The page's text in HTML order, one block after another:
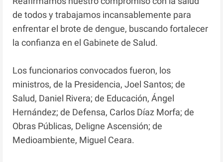
de todos y trabajamos incansablemente para
enfrentar el brote de dengue, buscando fortalecer
la confianza en el Gabinete de Salud.
Los funcionarios convocados fueron, los
ministros, de la Presidencia, Joel Santos; de
Salud, Daniel Rivera; de Educación, Ángel
Hernández; de Defensa, Carlos Díaz Morfa; de
Obras Públicas, Deligne Ascensión; de
Medioambiente, Miguel Ceara.